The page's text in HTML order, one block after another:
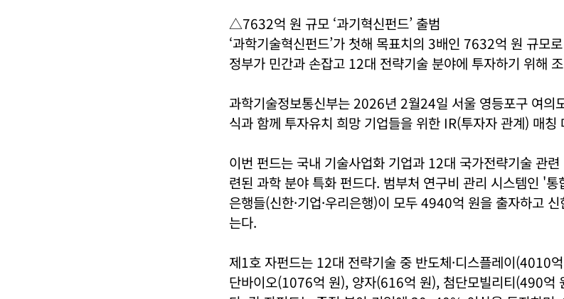
△7632억 원 규모 ‘과기혁신펀드’ 출범
‘과학기술혁신펀드’가 첫해 목표치의 3배인 7632억 원 규모
정부가 민간과 손잡고 12대 전략기술 분야에 투자하기 위해
과학기술정보통신부는 2026년 2월24일 서울 영등포구 여의
식과 함께 투자유치 희망 기업들을 위한 IR(투자자 관계) 매칭
이번 펀드는 국내 기술사업화 기업과 12대 국가전략기술 관
련된 과학 분야 특화 펀드다. 범부처 연구비 관리 시스템인 '
은행들(신한·기업·우리은행)이 모두 4940억 원을 출자하고
는다.
제1호 자펀드는 12대 전략기술 중 반도체·디스플레이(4010
단바이오(1076억 원), 양자(616억 원), 첨단모빌리티(490억